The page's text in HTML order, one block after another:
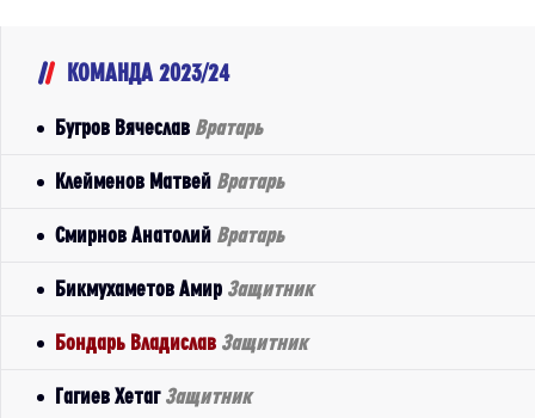
КОМАНДА 2023/24
Бугров Вячеслав Вратарь
Клейменов Матвей Вратарь
Смирнов Анатолий Вратарь
Бикмухаметов Амир Защитник
Бондарь Владислав Защитник
Гагиев Хетаг Защитник